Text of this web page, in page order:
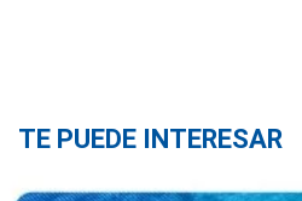
TE PUEDE INTERESAR